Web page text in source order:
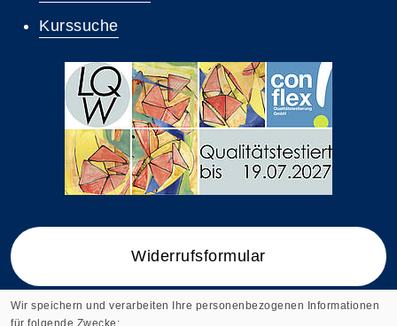
Kurssuche
Widerrufsformular
Wir speichern und verarbeiten Ihre personenbezogenen Informationen